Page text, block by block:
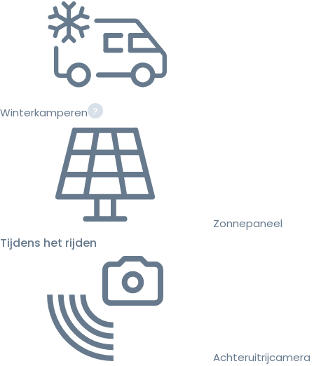
Winterkamperen
Zonnepaneel
Tijdens het rijden
Achteruitrijcamera